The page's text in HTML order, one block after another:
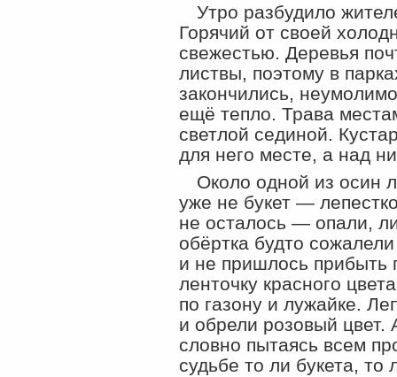
Утро разбудило
Горячий от своей
свежестью. Деревья
листвы, поэтому в
закончились,
ещё тепло. Трава
светлой сединой.
для него месте, а над
Около одной из осин
уже не букет —
не осталось — опали,
обёртка будто
и не пришлось прибыть
ленточку красного
по газону и лужайке.
и обрели розовый цвет.
словно пытаясь всем
судьбе то ли букета, то